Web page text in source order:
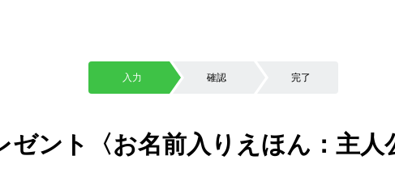
入力 確認 完了
ゼント〈お名前入りえほん：主人